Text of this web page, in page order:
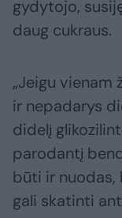
gydytojo,
daug cukraus.
„Jeigu vienam
ir nepadarys
didelį
parodantį
būti ir
gali skatinti